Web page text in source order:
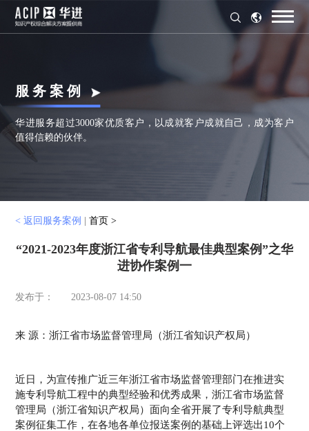
服 务 案 例
华进服务超过3000家优质客户，以成就客户成就自己，成为客户
值得信赖的伙伴。
< 返回服务案例 |首页 >
“2021-2023年度浙江省专利导航最佳典型案例”之华
进协作案例一
发布于： 2023-08-07 14:50
来 源：浙江省市场监督管理局（浙江省知识产权局）
近日，为宣传推广近三年浙江省市场监督管理部门在推进实
施专利导航工程中的典型经验和优秀成果，浙江省市场监督
管理局（浙江省知识产权局）面向全省开展了专利导航典型
案例征集工作，在各地各单位报送案例的基础上评选出10个